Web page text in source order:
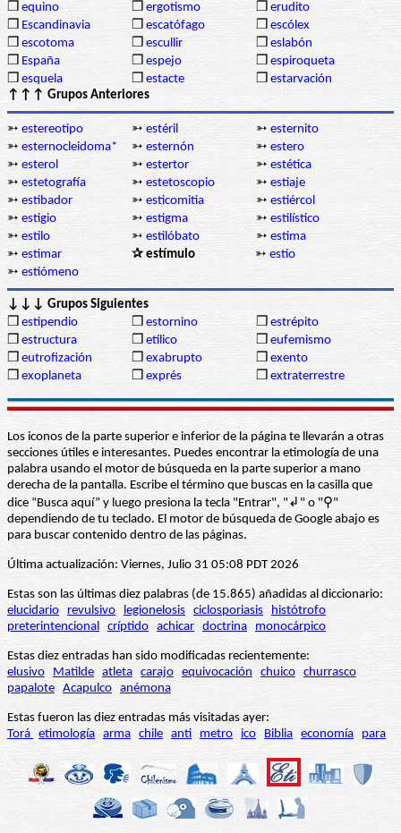
❒ equino ❒ ergotismo ❒ erudito
❒ Escandinavia ❒ escatófago ❒ escólex
❒ escotoma ❒ escullir ❒ eslabón
❒ España ❒ espejo ❒ espiroqueta
❒ esquela ❒ estacte ❒ estarvación
↑↑↑ Grupos Anteriores
➳ estereotipo ➳ estéril ➳ esternito
➳ esternocleidoma* ➳ esternón ➳ estero
➳ esterol ➳ estertor ➳ estética
➳ estetografía ➳ estetoscopio ➳ estiaje
➳ estibador ➳ esticomitia ➳ estiércol
➳ estigio ➳ estigma ➳ estilístico
➳ estilo ➳ estilóbato ➳ estima
➳ estimar ✰ estímulo ➳ estío
➳ estiómeno
↓↓↓ Grupos Siguientes
❒ estipendio ❒ estornino ❒ estrépito
❒ estructura ❒ etílico ❒ eufemismo
❒ eutrofización ❒ exabrupto ❒ exento
❒ exoplaneta ❒ exprés ❒ extraterrestre
Los iconos de la parte superior e inferior de la página te llevarán a otras
secciones útiles e interesantes. Puedes encontrar la etimología de una
palabra usando el motor de búsqueda en la parte superior a mano
derecha de la pantalla. Escribe el término que buscas en la casilla que
dice “Busca aquí” y luego presiona la tecla "Entrar", "↲" o "⚲"
dependiendo de tu teclado. El motor de búsqueda de Google abajo es
para buscar contenido dentro de las páginas.
Última actualización: Viernes, Julio 31 05:08 PDT 2026
Estas son las últimas diez palabras (de 15.865) añadidas al diccionario:
elucidario
revulsivo legionelosis ciclosporiasis
histótrofo
preterintencional críptido achicar doctrina monocárpico
Estas diez entradas han sido modificadas recientemente:
elusivo
Matilde atleta carajo equivocación chuico churrasco
papalote Acapulco anémona
Estas fueron las diez entradas más visitadas ayer:
Torá etimología arma chile anti metro ico Biblia economía para